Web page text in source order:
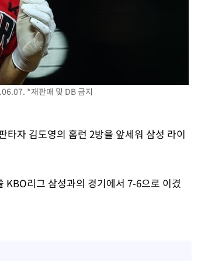
*재판매 및 DB 금지
자 김도영의 홈런 2방을 앞세워 삼성 라이
KBO리그 삼성과의 경기에서 7-6으로 이겼